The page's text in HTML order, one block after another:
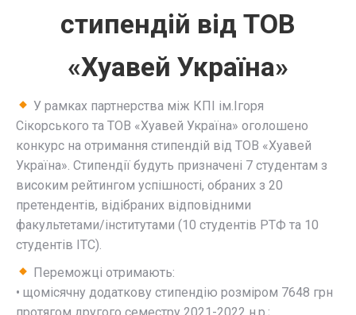
стипендій від ТОВ
«Хуавей Україна»
У рамках партнерства між КПІ ім.Ігоря
Сікорського та ТОВ «Хуавей Україна» оголошено
конкурс на отримання стипендій від ТОВ «Хуавей
Україна». Стипендії будуть призначені 7 студентам з
високим рейтингом успішності, обраних з 20
претендентів, відібраних відповідними
факультетами/інститутами (10 студентів РТФ та 10
студентів ІТС).
Переможці отримають:
• щомісячну додаткову стипендію розміром 7648 грн
протягом другого семестру 2021-2022 н.р.;